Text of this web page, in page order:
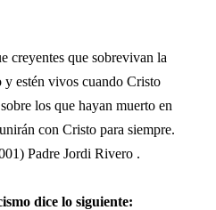
creyentes que sobrevivan la
estén vivos cuando Cristo
los que hayan muerto en
con Cristo para siempre.
Padre Jordi Rivero .
dice lo siguiente: